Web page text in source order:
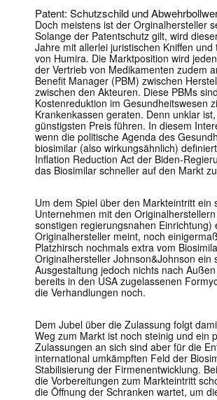
Patent: Schutzschild und
Doch meistens ist der Orginalhersteller
Solange der Patentschutz gilt, wird
Jahre mit allerlei juristischen Kniffen
von Humira. Die Marktposition wird
der Vertrieb von Medikamenten zudem
Benefit Manager (PBM) zwischen
zwischen den Akteuren. Diese PBMs
Kostenreduktion im Gesundheitswesen
Krankenkassen geraten. Denn unklar
günstigsten Preis führen. In diesem
wenn die politische Agenda des
biosimilar (also wirkungsähnlich)
Inflation Reduction Act der Biden-
das Biosimilar schneller auf den Markt
Um dem Spiel über den Markteintritt
Unternehmen mit den
sonstigen regierungsnahen
Originalhersteller meint, noch
Platzhirsch nochmals extra vom
Originalhersteller Johnson&Johnson
Ausgestaltung jedoch nichts nach
bereits in den USA zugelassenen
die Verhandlungen noch.
Dem Jubel über die Zulassung folgt
Weg zum Markt ist noch steinig und ein
Zulassungen an sich sind aber für die
international umkämpften Feld der
Stabilisierung der Firmenentwicklung.
die Vorbereitungen zum Markteintritt
die Öffnung der Schranken wartet, um